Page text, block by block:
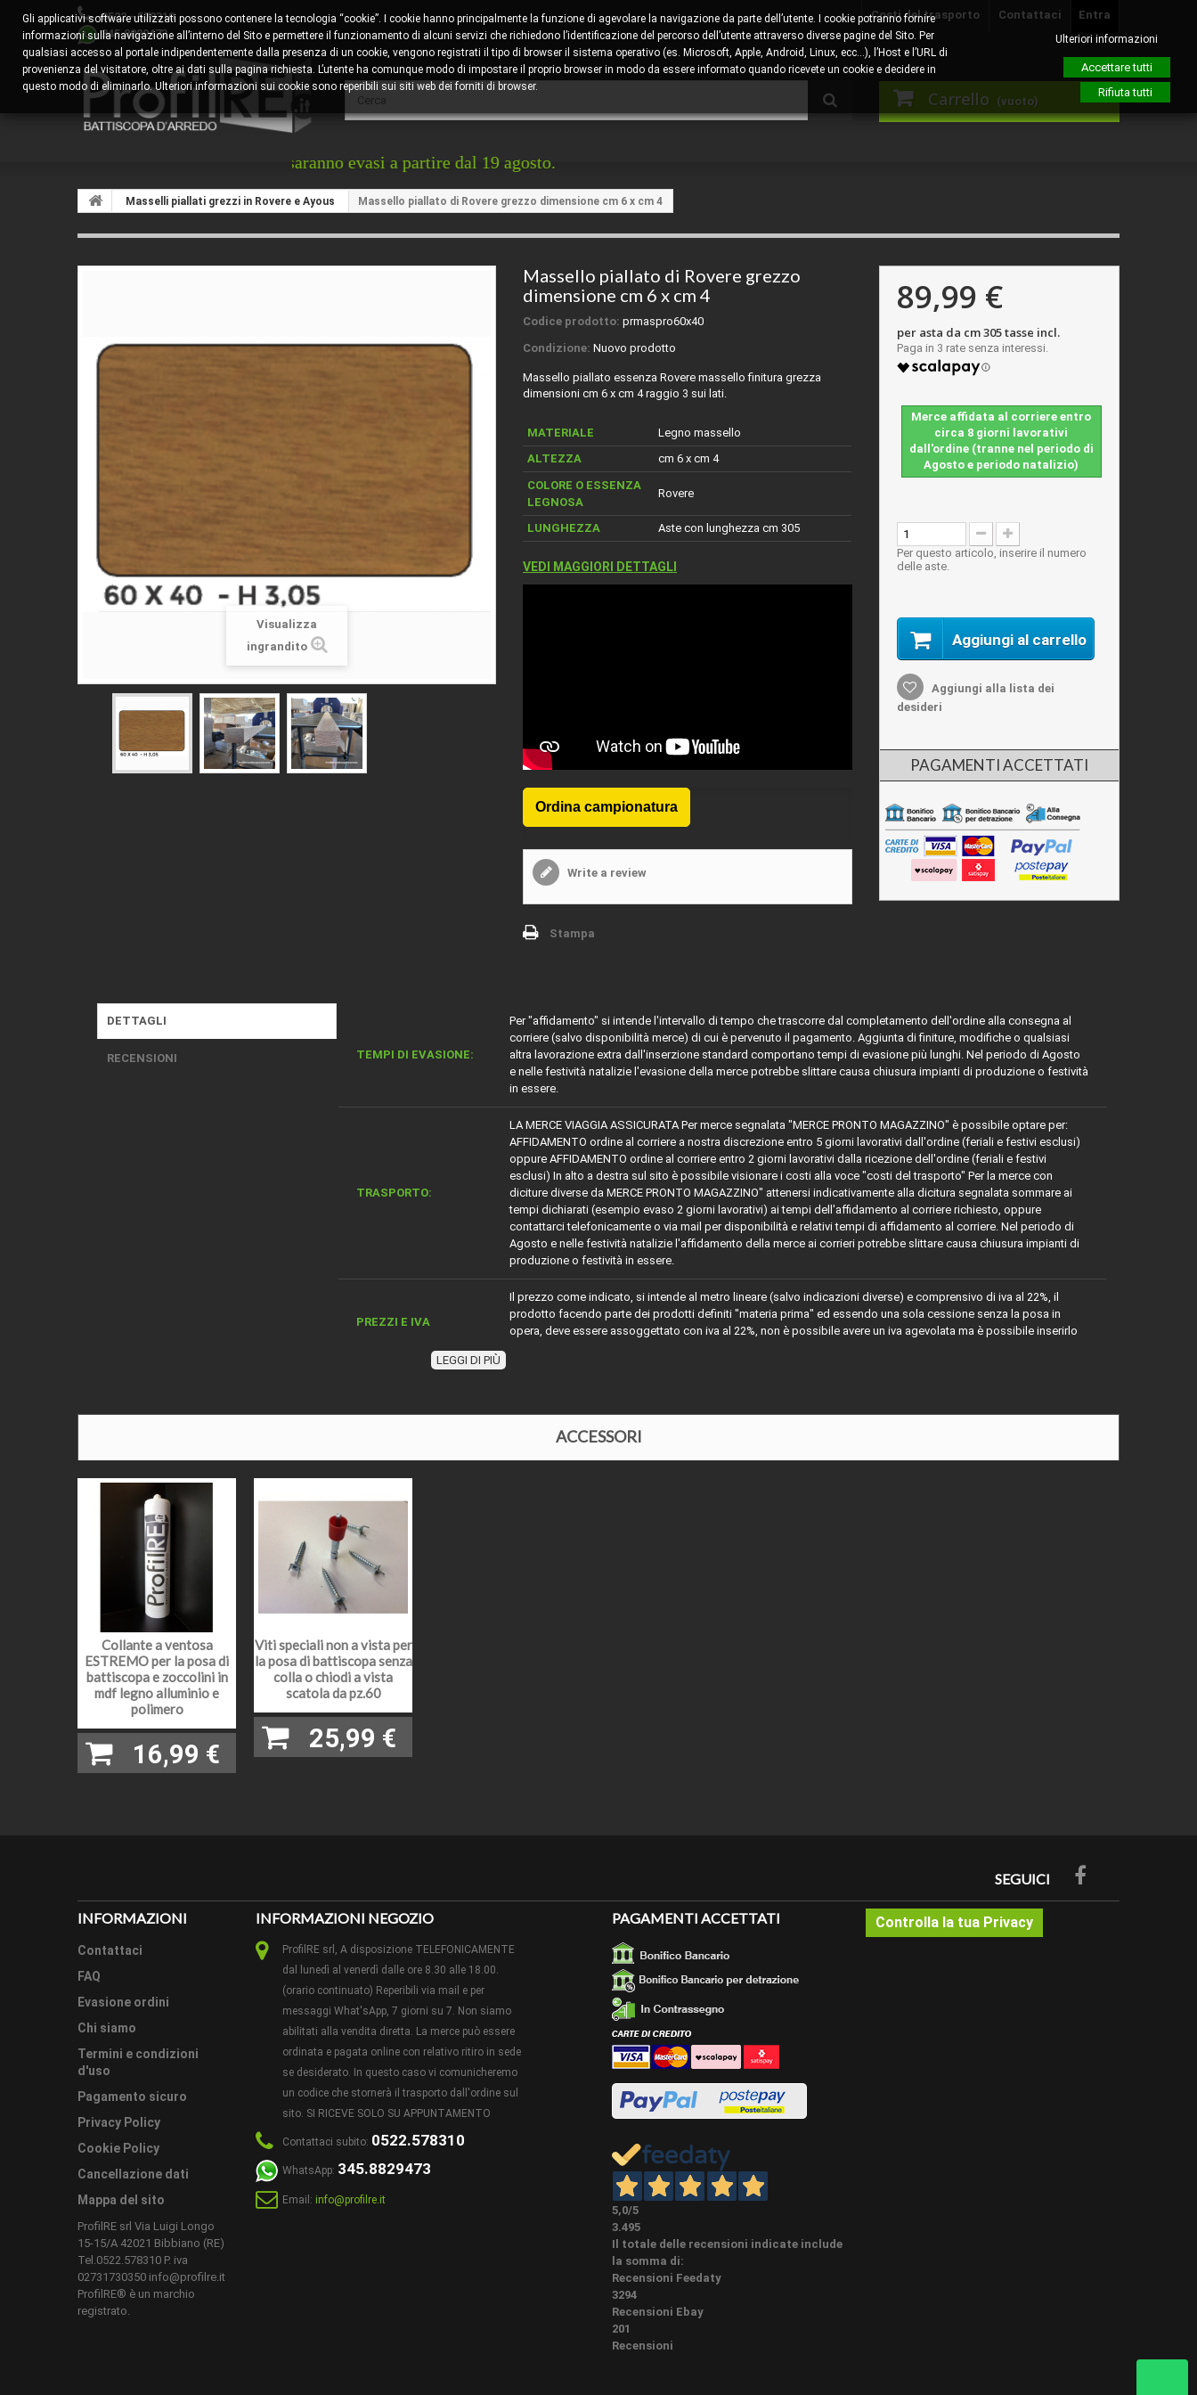
Entra
Contattaci
Costi del trasporto
0522 - 578310
345.8829473
Carrello (vuoto)
successivamente saranno evasi a partire dal 19 agosto.
Masselli piallati grezzi in Rovere e Ayous Massello piallato di Rovere grezzo dimensione cm 6 x cm 4
Visualizza
ingrandito
Massello piallato di Rovere grezzo
dimensione cm 6 x cm 4
Codice prodotto: prmaspro60x40
Condizione: Nuovo prodotto
Massello piallato essenza Rovere massello finitura grezza
dimensioni cm 6 x cm 4 raggio 3 sui lati.
MATERIALE
Legno massello
ALTEZZA
cm 6 x cm 4
COLORE O ESSENZA
LEGNOSA
Rovere
LUNGHEZZA Aste con lunghezza cm 305
VEDI MAGGIORI DETTAGLI
Write a review
Stampa
89,99 €
per asta da cm 305 tasse incl.
Merce affidata al corriere entro
circa 8 giorni lavorativi
dall'ordine (tranne nel periodo di
Agosto e periodo natalizio)
Per questo articolo, inserire il numero
delle aste.
Aggiungi al carrello
Aggiungi alla lista dei
desideri
PAGAMENTI ACCETTATI
DETTAGLI
RECENSIONI TEMPI DI EVASIONE:
Per "affidamento" si intende l'intervallo di tempo che trascorre dal completamento dell'ordine alla consegna al
corriere (salvo disponibilità merce) di cui è pervenuto il pagamento. Aggiunta di finiture, modifiche o qualsiasi
altra lavorazione extra dall'inserzione standard comportano tempi di evasione più lunghi. Nel periodo di Agosto
e nelle festività natalizie l'evasione della merce potrebbe slittare causa chiusura impianti di produzione o festività
in essere.
TRASPORTO:
LA MERCE VIAGGIA ASSICURATA Per merce segnalata "MERCE PRONTO MAGAZZINO" è possibile optare per:
AFFIDAMENTO ordine al corriere a nostra discrezione entro 5 giorni lavorativi dall'ordine (feriali e festivi esclusi)
oppure AFFIDAMENTO ordine al corriere entro 2 giorni lavorativi dalla ricezione dell'ordine (feriali e festivi
esclusi) In alto a destra sul sito è possibile visionare i costi alla voce "costi del trasporto" Per la merce con
diciture diverse da MERCE PRONTO MAGAZZINO" attenersi indicativamente alla dicitura segnalata sommare ai
tempi dichiarati (esempio evaso 2 giorni lavorativi) ai tempi dell'affidamento al corriere richiesto, oppure
contattarci telefonicamente o via mail per disponibilità e relativi tempi di affidamento al corriere. Nel periodo di
Agosto e nelle festività natalizie l'affidamento della merce ai corrieri potrebbe slittare causa chiusura impianti di
produzione o festività in essere.
PREZZI E IVA
Il prezzo come indicato, si intende al metro lineare (salvo indicazioni diverse) e comprensivo di iva al 22%, il
prodotto facendo parte dei prodotti definiti "materia prima" ed essendo una sola cessione senza la posa in
opera, deve essere assoggettato con iva al 22%, non è possibile avere un iva agevolata ma è possibile inserirlo
Rovere massello
COLORE O ESSENZA
VERNICIABILE ?
LUNGHEZZA
PEZZI SPECIALI
CAMPIONI
NUOVO - aggiornamento 09/03/2023 con indicazione categoria e valutazione filtro 2023
LEGGI DI PIÙ
ACCESSORI
Collante a ventosa
ESTREMO per la posa di
battiscopa e zoccolini in
mdf legno alluminio e
polimero
16,99 €
Viti speciali non a vista per
la posa di battiscopa senza
colla o chiodi a vista
scatola da pz.60
25,99 €
SEGUICI
INFORMAZIONI
Contattaci
FAQ
Evasione ordini
Chi siamo
Termini e condizioni
d'uso
Pagamento sicuro
Privacy Policy
Cookie Policy
Cancellazione dati
Mappa del sito
ProfilRE srl Via Luigi Longo
15-15/A 42021 Bibbiano (RE)
Tel.0522.578310 P. iva
02731730350 info@profilre.it
ProfilRE® è un marchio
registrato.
INFORMAZIONI NEGOZIO
ProfilRE srl, A disposizione TELEFONICAMENTE
dal lunedì al venerdì dalle ore 8.30 alle 18.00.
(orario continuato) Reperibili via mail e per
messaggi What'sApp, 7 giorni su 7. Non siamo
abilitati alla vendita diretta. La merce può essere
ordinata e pagata online con relativo ritiro in sede
se desiderato. In questo caso vi comunicheremo
un codice che stornerà il trasporto dall'ordine sul
sito. SI RICEVE SOLO SU APPUNTAMENTO
Contattaci subito: 0522.578310
WhatsApp: 345.8829473
Email: info@profilre.it
PAGAMENTI ACCETTATI
5,0/5
3.495
Il totale delle recensioni indicate include
la somma di:
Recensioni Feedaty
3294
Recensioni Ebay
201
Recensioni
Controlla la tua Privacy
Gli applicativi software utilizzati possono contenere la tecnologia “cookie”. I cookie hanno principalmente la funzione di agevolare la navigazione da parte dell’utente. I cookie potranno fornire
informazioni sulla navigazione all’interno del Sito e permettere il funzionamento di alcuni servizi che richiedono l’identificazione del percorso dell’utente attraverso diverse pagine del Sito. Per
qualsiasi accesso al portale indipendentemente dalla presenza di un cookie, vengono registrati il tipo di browser il sistema operativo (es. Microsoft, Apple, Android, Linux, ecc…), l’Host e l’URL di
provenienza del visitatore, oltre ai dati sulla pagina richiesta. L’utente ha comunque modo di impostare il proprio browser in modo da essere informato quando ricevete un cookie e decidere in
questo modo di eliminarlo. Ulteriori informazioni sui cookie sono reperibili sui siti web dei forniti di browser.
Ulteriori informazioni
Accettare tutti
Rifiuta tutti